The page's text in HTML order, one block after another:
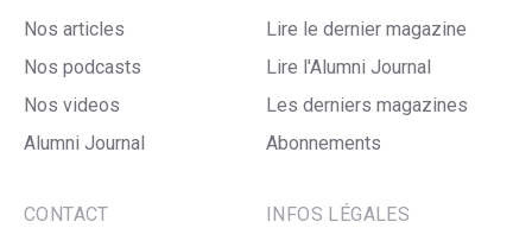
Nos articles
Nos podcasts
Nos videos
Alumni Journal
Lire le dernier magazine
Lire l'Alumni Journal
Les derniers magazines
Abonnements
CONTACT
INFOS LÉGALES